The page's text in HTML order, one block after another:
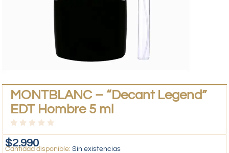
MONTBLANC – “Decant Legend”
EDT Hombre 5 ml
$2.990 Sin existencias